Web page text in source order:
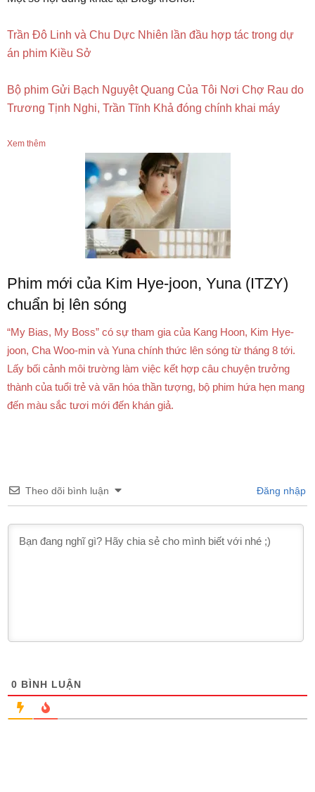
Trần Đô Linh và Chu Dực Nhiên lần đầu hợp tác trong dự
án phim Kiều Sở
Bộ phim Gửi Bạch Nguyệt Quang Của Tôi Nơi Chợ Rau do
Trương Tịnh Nghi, Trần Tĩnh Khả đóng chính khai máy
Xem thêm
Phim mới của Kim Hye-joon, Yuna (ITZY)
chuẩn bị lên sóng
“My Bias, My Boss” có sự tham gia của Kang Hoon, Kim Hye-
joon, Cha Woo-min và Yuna chính thức lên sóng từ tháng 8 tới.
Lấy bối cảnh môi trường làm việc kết hợp câu chuyện trưởng
thành của tuổi trẻ và văn hóa thần tượng, bộ phim hứa hẹn mang
đến màu sắc tươi mới đến khán giả.
Theo dõi bình luận Đăng nhập
0 BÌNH LUẬN